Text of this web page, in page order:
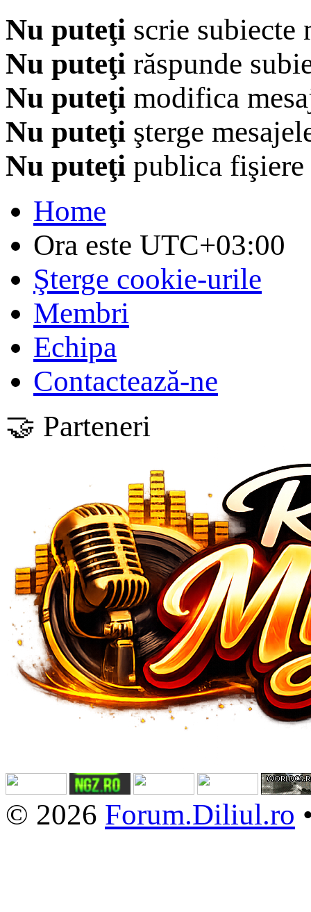
Nu puteţi scrie subiecte
Nu puteţi răspunde
Nu puteţi modifica
Nu puteţi şterge
Nu puteţi publica fişiere
Home
Ora este UTC+03:00
Şterge cookie-urile
Membri
Echipa
Contactează-ne
🤝 Parteneri
© 2026 Forum.Diliul.ro